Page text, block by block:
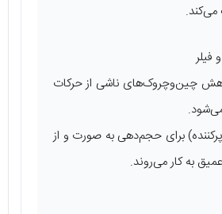
می‌کند.
چین‌وچروک‌های ناشی از حرکات
برای حجم‌دهی به صورت و از
به کار می‌روند.